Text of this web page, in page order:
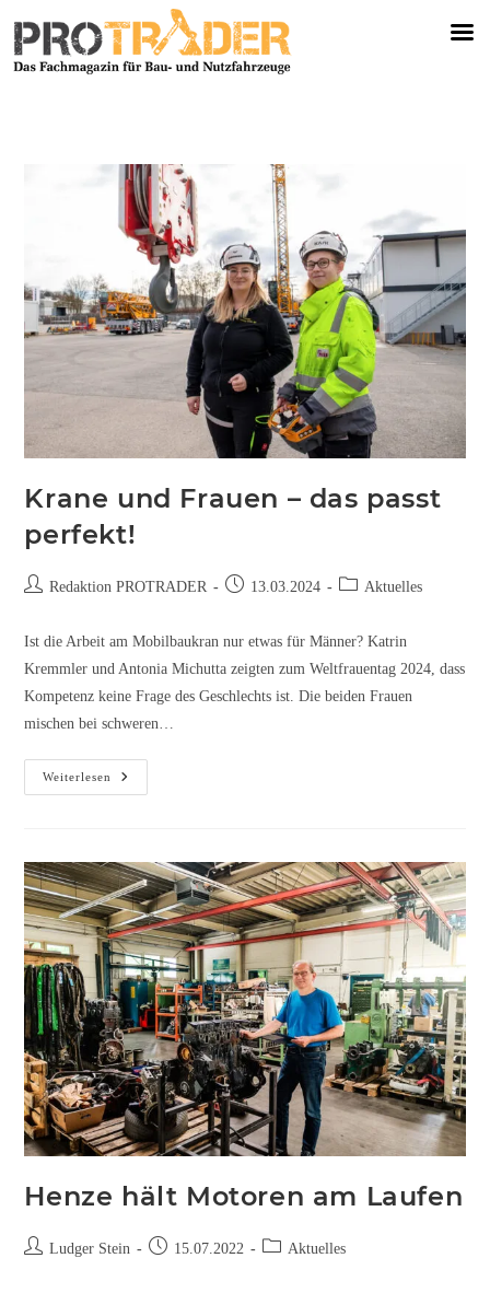
Krane und Frauen – das passt
perfekt!
Redaktion PROTRADER 13.03.2024 Aktuelles
Ist die Arbeit am Mobilbaukran nur etwas für Männer? Katrin
Kremmler und Antonia Michutta zeigten zum Weltfrauentag 2024, dass
Kompetenz keine Frage des Geschlechts ist. Die beiden Frauen
mischen bei schweren…
Weiterlesen
Henze hält Motoren am Laufen
Ludger Stein 15.07.2022 Aktuelles